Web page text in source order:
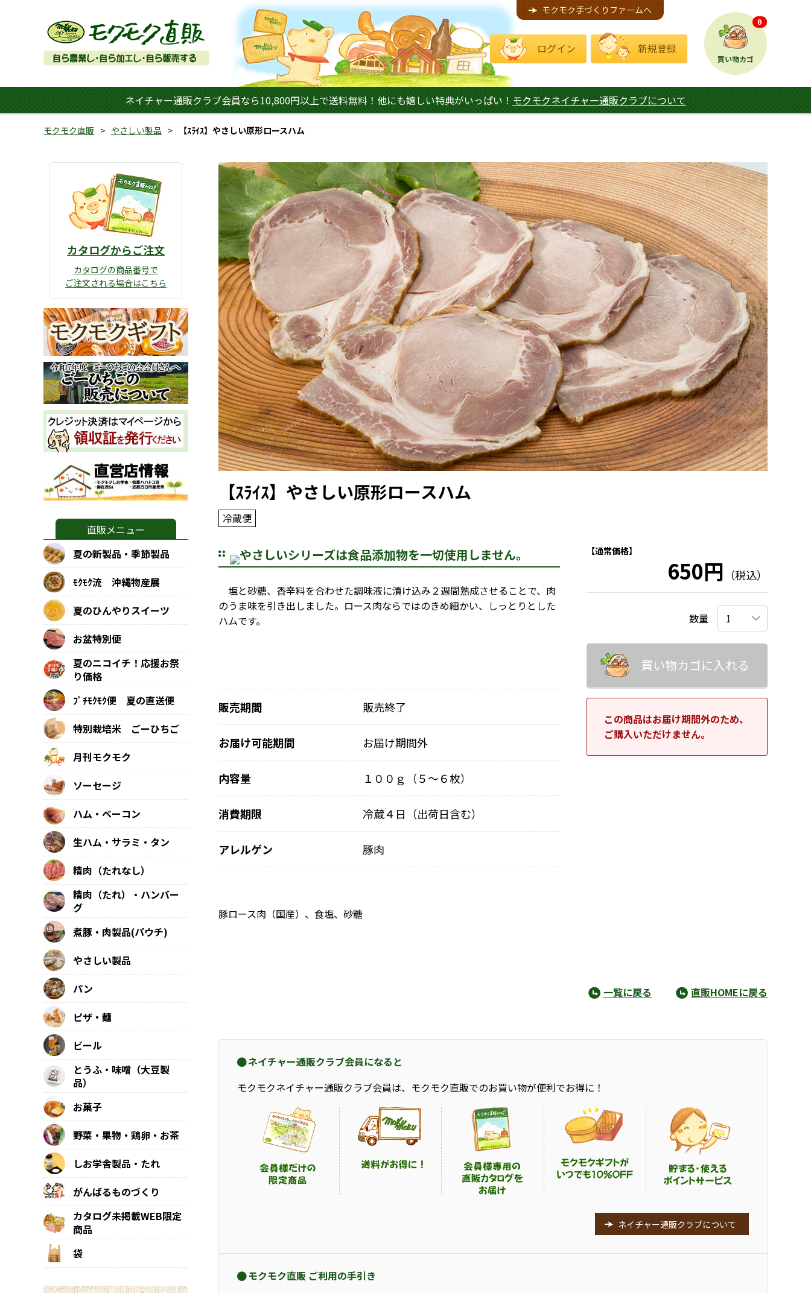
モクモク手づくりファームへ
ログイン 新規登録
買い物カゴ
0
ネイチャー通販クラブ会員なら10,800円以上で送料無料！他にも嬉しい特典がいっぱい！ モクモクネイチャー通販クラブについて
モクモク直販 やさしい製品 【ｽﾗｲｽ】やさしい原形ロースハム
【ｽﾗｲｽ】やさしい原形ロースハム
冷蔵便
やさしいシリーズは食品添加物を一切使用しません。
塩と砂糖、香辛料を合わせた調味液に漬け込み２週間熟成させることで、肉
のうま味を引き出しました。ロース肉ならではのきめ細かい、しっとりとした
ハムです。
販売期間 販売終了
お届け可能期間 お届け期間外
内容量 １００ｇ（５～６枚）
消費期限 冷蔵４日（出荷日含む）
アレルゲン 豚肉
【通常価格】
650円 （税込）
数量
買い物カゴに入れる
この商品はお届け期間外のため、
ご購入いただけません。
豚ロース肉（国産）、食塩、砂糖
一覧に戻る 直販HOMEに戻る
カタログからご注文
カタログの商品番号で
ご注文される場合はこちら
直販メニュー
夏の新製品・季節製品
ﾓｸﾓｸ流 沖縄物産展
夏のひんやりスイーツ
お盆特別便
夏のニコイチ！応援お祭
り価格
ﾌﾟﾁﾓｸﾓｸ便 夏の直送便
特別栽培米 ごーひちご
月刊モクモク
ソーセージ
ハム・ベーコン
生ハム・サラミ・タン
精肉（たれなし）
精肉（たれ）・ハンバー
グ
煮豚・肉製品(パウチ)
やさしい製品
パン
ピザ・麺
ビール
とうふ・味噌（大豆製
品）
お菓子
野菜・果物・鶏卵・お茶
しお学舎製品・たれ
がんばるものづくり
カタログ未掲載WEB限定
商品
袋
ネイチャー通販クラブ会員になると
モクモクネイチャー通販クラブ会員は、モクモク直販でのお買い物が便利でお得に！
ネイチャー通販クラブについて
モクモク直販 ご利用の手引き